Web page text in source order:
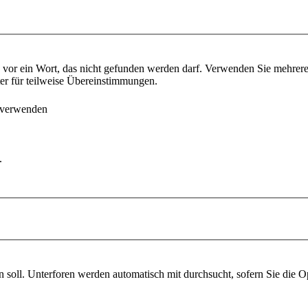
vor ein Wort, das nicht gefunden werden darf. Verwenden Sie
für teilweise Übereinstimmungen.
soll. Unterforen werden automatisch mit durchsucht, sofern Sie die